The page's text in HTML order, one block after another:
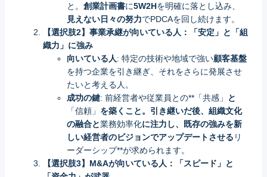
と。 創業計画書に5W2Hを明確に落とし込み、
見えない日々の努力でPDCAを回し続けます。
【選択肢2】事業承継が向いている人：「安定」と「組
織力」に強み
向いている人: 特定の技術や地域で強い顧客基盤
を持つ企業を引き継ぎ、それをさらに発展させ
たいと考える人。
成功の鍵: 前経営者や従業員との**「共感」
と
「信頼」 を築くこと。引き継いだ後、組織文化
の融合と業務効率化に注力し、既存の強みを新
しい経営者のビジョンでアップデートさせる リ
ーダーシップ**が求められます。
【選択肢3】M&Aが向いている人：「スピード」と